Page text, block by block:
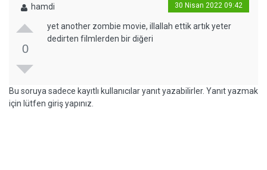
hamdi 30 Nisan 2022 09:42
0
yet another zombie movie, illallah ettik artık yeter
dedirten filmlerden bir diğeri
Bu soruya sadece kayıtlı kullanıcılar yanıt yazabilirler. Yanıt yazmak
için lütfen giriş yapınız.